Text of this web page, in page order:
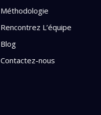
Méthodologie
Rencontrez L’équipe
Blog
Contactez-nous